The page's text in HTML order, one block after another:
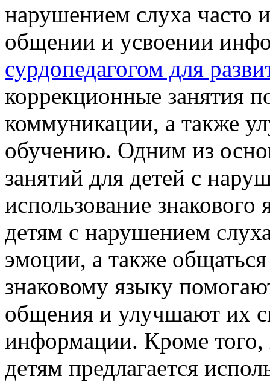
нарушением слуха часто
общении и усвоении
сурдопедагогом для
коррекционные занятия
коммуникации, а также
обучению. Одним из
занятий для детей с
использование
детям с нарушением
эмоции, а также
знаковому языку
общения и улучшают их
информации. Кроме того,
детям предлагается